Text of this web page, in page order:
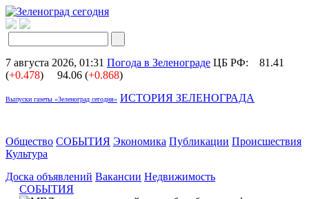
7 августа 2026, 01:31 Погода в Зеленограде ЦБ РФ:
81.41
(+0.478) 94.06 (+0.868)
Выпуски газеты «Зеленоград сегодня» ИСТОРИЯ ЗЕЛЕНОГРАДА
Общество СОБЫТИЯ Экономика Публикации Происшествия
Культура
Доска объявлений Вакансии Недвижимость
СОБЫТИЯ